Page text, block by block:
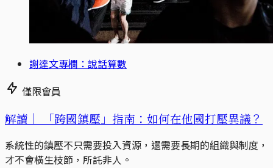
謝達文專欄：說話算數
僅限會員
解讀｜ 「跨國鎮壓」指南：如何在他國打壓異議？
系統性的鎮壓不只需要投入資源，還需要長期的組織與制度，
才不會橫生枝節，所託非人。